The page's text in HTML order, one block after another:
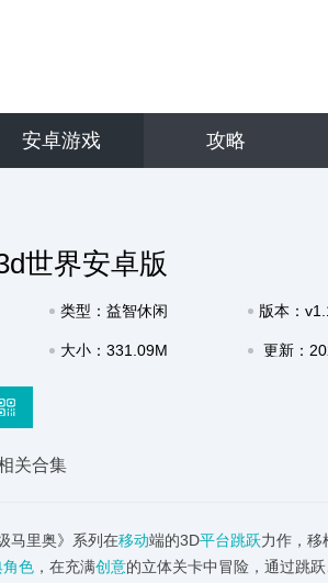
安卓游戏 攻略
世界安卓版
类型：益智休闲 版本：
大小：331.09M 更新：
关合集
马里奥》系列在移动端的3D平台跳跃力作，移
角色 ，在充满创意的立体关卡中冒险，通过跳